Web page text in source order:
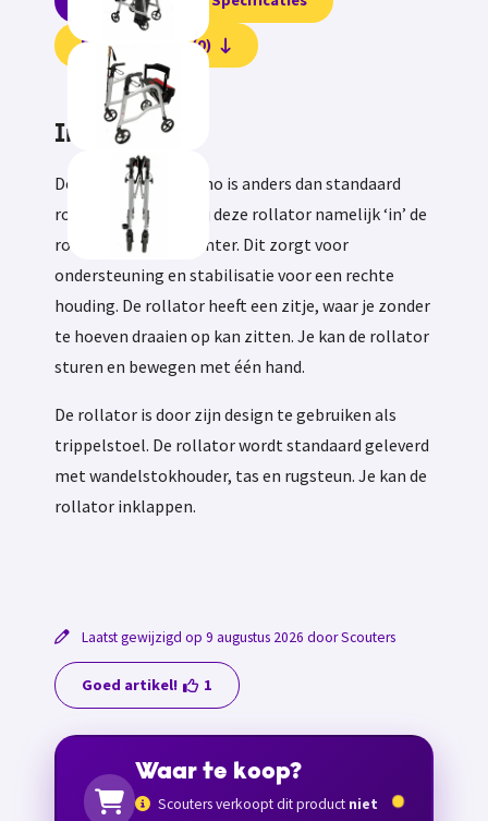
Beoordelingen (0)
Informatie
De rollator ErgoPrimo is anders dan standaard
rollators, je loopt bij deze rollator namelijk ‘in’ de
rollator en niet erachter. Dit zorgt voor
ondersteuning en stabilisatie voor een rechte
houding. De rollator heeft een zitje, waar je zonder
te hoeven draaien op kan zitten. Je kan de rollator
sturen en bewegen met één hand.
De rollator is door zijn design te gebruiken als
trippelstoel. De rollator wordt standaard geleverd
met wandelstokhouder, tas en rugsteun. Je kan de
rollator inklappen.
Laatst gewijzigd op 9 augustus 2026 door Scouters
Goed artikel! 1
Waar te koop?
Scouters verkoopt dit product niet